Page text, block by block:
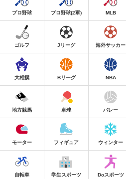
プロ野球 プロ野球(2軍) MLB
ゴルフ Jリーグ 海外サッカー
大相撲 Bリーグ NBA
地方競馬 卓球 バレー
モーター フィギュア ウィンター
自転車 学生スポーツ Doスポーツ